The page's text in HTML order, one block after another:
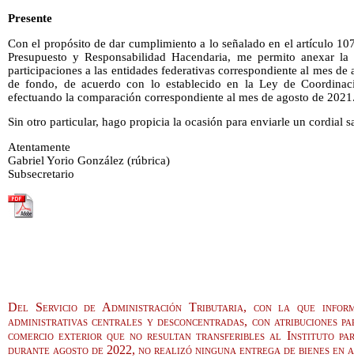
Presente
Con el propósito de dar cumplimiento a lo señalado en el artículo
Presupuesto y Responsabilidad Hacendaria, me permito anexar
participaciones a las entidades federativas correspondiente al mes
de fondo, de acuerdo con lo establecido en la Ley de
efectuando la comparación correspondiente al mes de agosto de
Sin otro particular, hago propicia la ocasión para enviarle un cordial
Atentamente
Gabriel Yorio González (rúbrica)
Subsecretario
Del Servicio de Administración Tributaria, con la que
administrativas centrales y desconcentradas, con atribuciones
comercio exterior que no resultan transferibles al Instituto
durante agosto de 2022, no realizó ninguna entrega de bienes en